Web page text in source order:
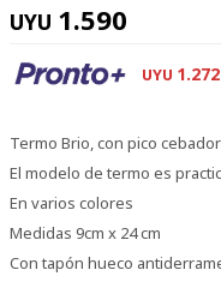
UYU 1.590
UYU 1.272
Termo Brio, con pico cebador
El modelo de termo es
En varios colores
Medidas 9cm x 24 cm
Con tapón hueco